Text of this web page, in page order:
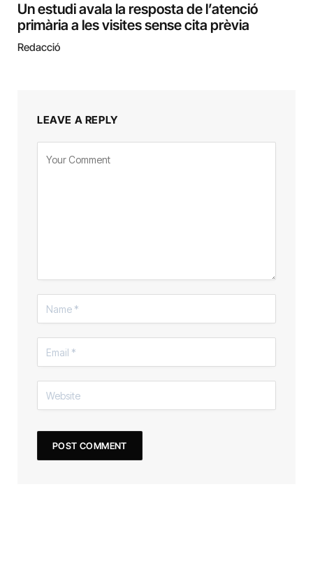
Un estudi avala la resposta de l’atenció
primària a les visites sense cita prèvia
Redacció
LEAVE A REPLY